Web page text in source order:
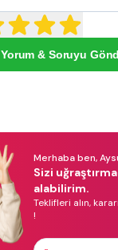
Yorum & Soruyu
Merhaba ben,
Sizi
alabilirim.
Teklifleri alın,
!